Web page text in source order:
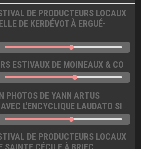
DE PRODUCTEURS LOCAUX
DE KERDÉVOT À ERGUÉ-
ESTIVAUX DE MOINEAUX & CO
PHOTOS DE YANN ARTUS
L'ENCYCLIQUE LAUDATO SI
DE PRODUCTEURS LOCAUX